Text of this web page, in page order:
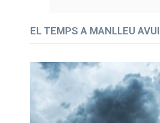
EL TEMPS A MANLLEU AVUI